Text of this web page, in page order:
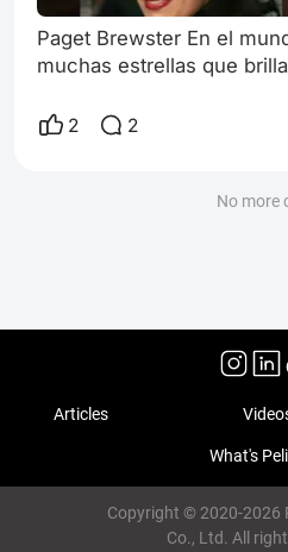
Paget Brewster En el
muchas estrellas que
poco a poco, van
con el tiempo y se ha
2 2
No more
Articles
What's
Copyright © 2020-2026
Co., Ltd. All